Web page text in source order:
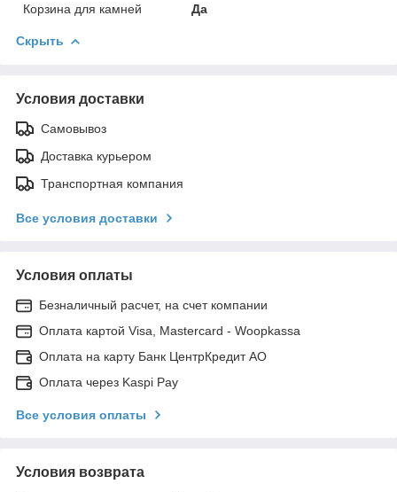
Корзина для камней Да
Скрыть
Условия доставки
Самовывоз
Доставка курьером
Транспортная компания
Все условия доставки
Условия оплаты
Безналичный расчет, на счет компании
Оплата картой Visa, Mastercard - Woopkassa
Оплата на карту Банк ЦентрКредит АО
Оплата через Kaspi Pay
Все условия оплаты
Условия возврата